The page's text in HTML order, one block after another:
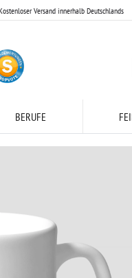
Versand innerhalb Deutschlands
BERUFE
drucken ihr Logo oder Foto)